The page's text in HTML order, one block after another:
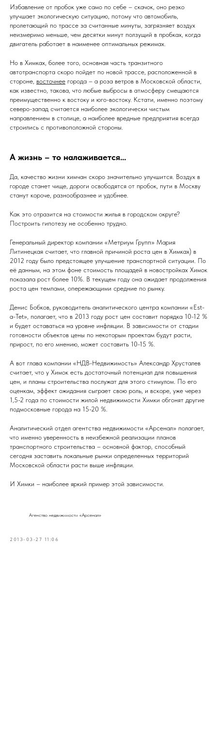
Избавление от пробок уже само по себе – скачок, оно резко
улучшает экологическую ситуацию, потому что автомобиль,
пролетающий по трассе за считанные минуты, загрязняет воздух
неизмеримо меньше, чем десятки минут ползущий в пробках, когда
двигатель работает в наименее оптимальных режимах.
Но в Химках, более того, основная часть транзитного
автотранспорта скоро пойдет по новой трассе, расположенной в
стороне, восточнее города – а роза ветров в Московской области,
как известно, такова, что любые выбросы в атмосферу смещаются
преимущественно к востоку и юго-востоку. Кстати, именно поэтому
северо-запад считается наиболее экологически чистым
направлением в столице, а наиболее вредные предприятия всегда
строились с противоположной стороны.
А жизнь – то налаживается…
Да, качество жизни химчан скоро значительно улучшится. Воздух в
городе станет чище, дороги освободятся от пробок, пути в Москву
станут короче, разнообразнее и удобнее.
Как это отразится на стоимости жилья в городском округе?
Построить гипотезу не особенно трудно.
Генеральный директор компании «Метриум Групп» Мария
Литинецкая считает, что главной причиной роста цен в Химках) в
2012 году было предстоящее улучшение транспортной ситуации. По
её данным, на этом фоне стоимость площадей в новостройках Химок
показала рост более 10%. В текущем году она ожидает продолжения
роста цен темпами, опережающими средние по рынку.
Денис Бобков, руководитель аналитического центра компании «Est-
a-Tet», полагает, что в 2013 году рост цен составит порядка 10-12 %
и будет оставаться на уровне инфляции. В зависимости от стадии
готовности объектов цены по некоторым проектам будут расти,
прирост, по его мнению, может составить 10-15 %.
А вот глава компании «НДВ-Недвижимость» Александр Хрусталев
считает, что у Химок есть достаточный потенциал для повышения
цен, и планы строительства послужат для этого стимулом. По его
оценкам, эффект ожидания сыграет свою роль, и вскоре, уже через
1,5-2 года по стоимости жилой недвижимости Химки обгонят другие
подмосковные города на 15-20 %.
Аналитический отдел агентства недвижимости «Арсенал» полагает,
что именно уверенность в неизбежной реализации планов
транспортного строительства – основной фактор, способный
сегодня заставить локальные рынки определенных территорий
Московской области расти выше инфляции.
И Химки – наиболее яркий пример этой зависимости.
Агенство недвижимости «Арсенал»
2013-03-27 11:06